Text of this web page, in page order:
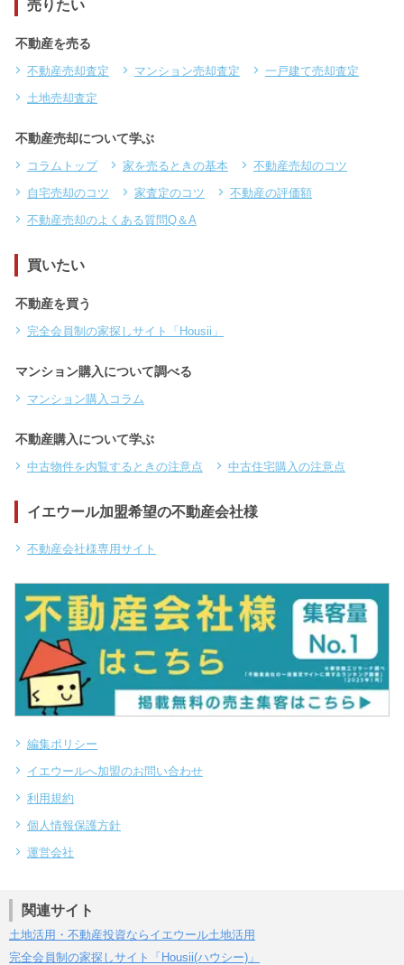
売りたい
不動産を売る
不動産売却査定 マンション売却査定
一戸建て売却査定
土地売却査定
不動産売却について学ぶ
コラムトップ 家を売るときの基本
不動産売却のコツ
自宅売却のコツ
家査定のコツ
不動産の評価額
不動産売却のよくある質問Q＆A
買いたい
不動産を買う
完全会員制の家探しサイト「Housii」
マンション購入について調べる
マンション購入コラム
不動産購入について学ぶ
中古物件を内覧するときの注意点 中古住宅購入の注意点
イエウール加盟希望の不動産会社様
不動産会社様専用サイト
編集ポリシー
イエウールへ加盟のお問い合わせ
利用規約
個人情報保護方針
運営会社
関連サイト
土地活用・不動産投資ならイエウール土地活用
完全会員制の家探しサイト「Housii(ハウシー)」